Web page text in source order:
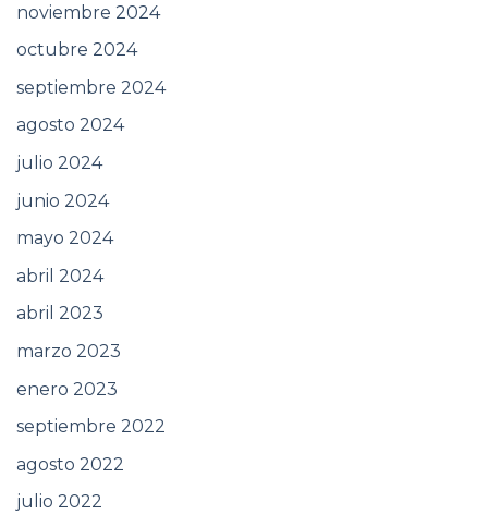
noviembre 2024
octubre 2024
septiembre 2024
agosto 2024
julio 2024
junio 2024
mayo 2024
abril 2024
abril 2023
marzo 2023
enero 2023
septiembre 2022
agosto 2022
julio 2022